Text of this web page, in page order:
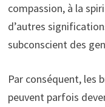
compassion, à la
d’autres
subconscient des
Par conséquent, les
peuvent parfois